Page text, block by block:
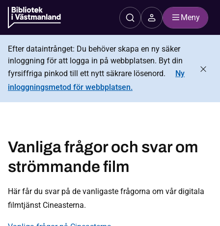
Meny
Efter dataintrånget: Du behöver skapa en ny säker
inloggning för att logga in på webbplatsen. Byt din
fyrsiffriga pinkod till ett nytt säkrare lösenord.
Ny
inloggningsmetod för webbplatsen.
Vanliga frågor och svar om
strömmande film
Här får du svar på de vanligaste frågorna om vår digitala
filmtjänst Cineasterna.